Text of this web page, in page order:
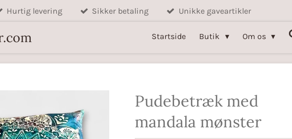
Hurtig levering Sikker betaling Unikke gaveartikler
Startside Butik Om os
Pudebetræk med
mandala mønster